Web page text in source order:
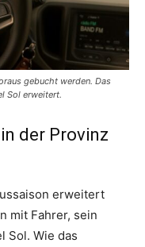
gebucht werden. Das
Sol erweitert.
der Provinz
erweitert
mit Fahrer, sein
Sol. Wie das